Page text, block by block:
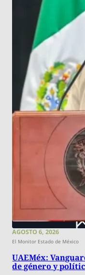
AGOSTO 6, 2026
El Monitor Estado de México
UAEMéx:
de género y